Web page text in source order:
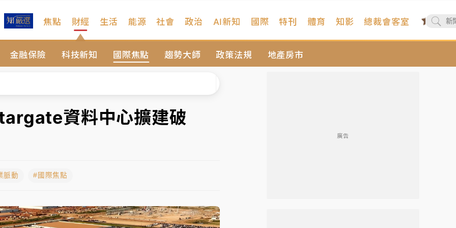
焦點 財經
金融保險 科技新知 國際焦點 趨勢大師 政策法規 地產房市
生活 能源 社會 政治 AI新知 國際 特刊 體育 知影
總裁會客室
複雜 觀旅局回應了
塞車 周六起展出延長至晚上7時
開羈押庭
面曝光
聲請遭駁 理由曝光
資料中心擴建破
脈動 #國際焦點
廣告